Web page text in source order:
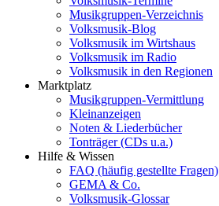
Musikgruppen-Verzeichnis
Volksmusik-Blog
Volksmusik im Wirtshaus
Volksmusik im Radio
Volksmusik in den Regionen
Marktplatz
Musikgruppen-Vermittlung
Kleinanzeigen
Noten & Liederbücher
Tonträger (CDs u.a.)
Hilfe & Wissen
FAQ (häufig gestellte Fragen)
GEMA & Co.
Volksmusik-Glossar